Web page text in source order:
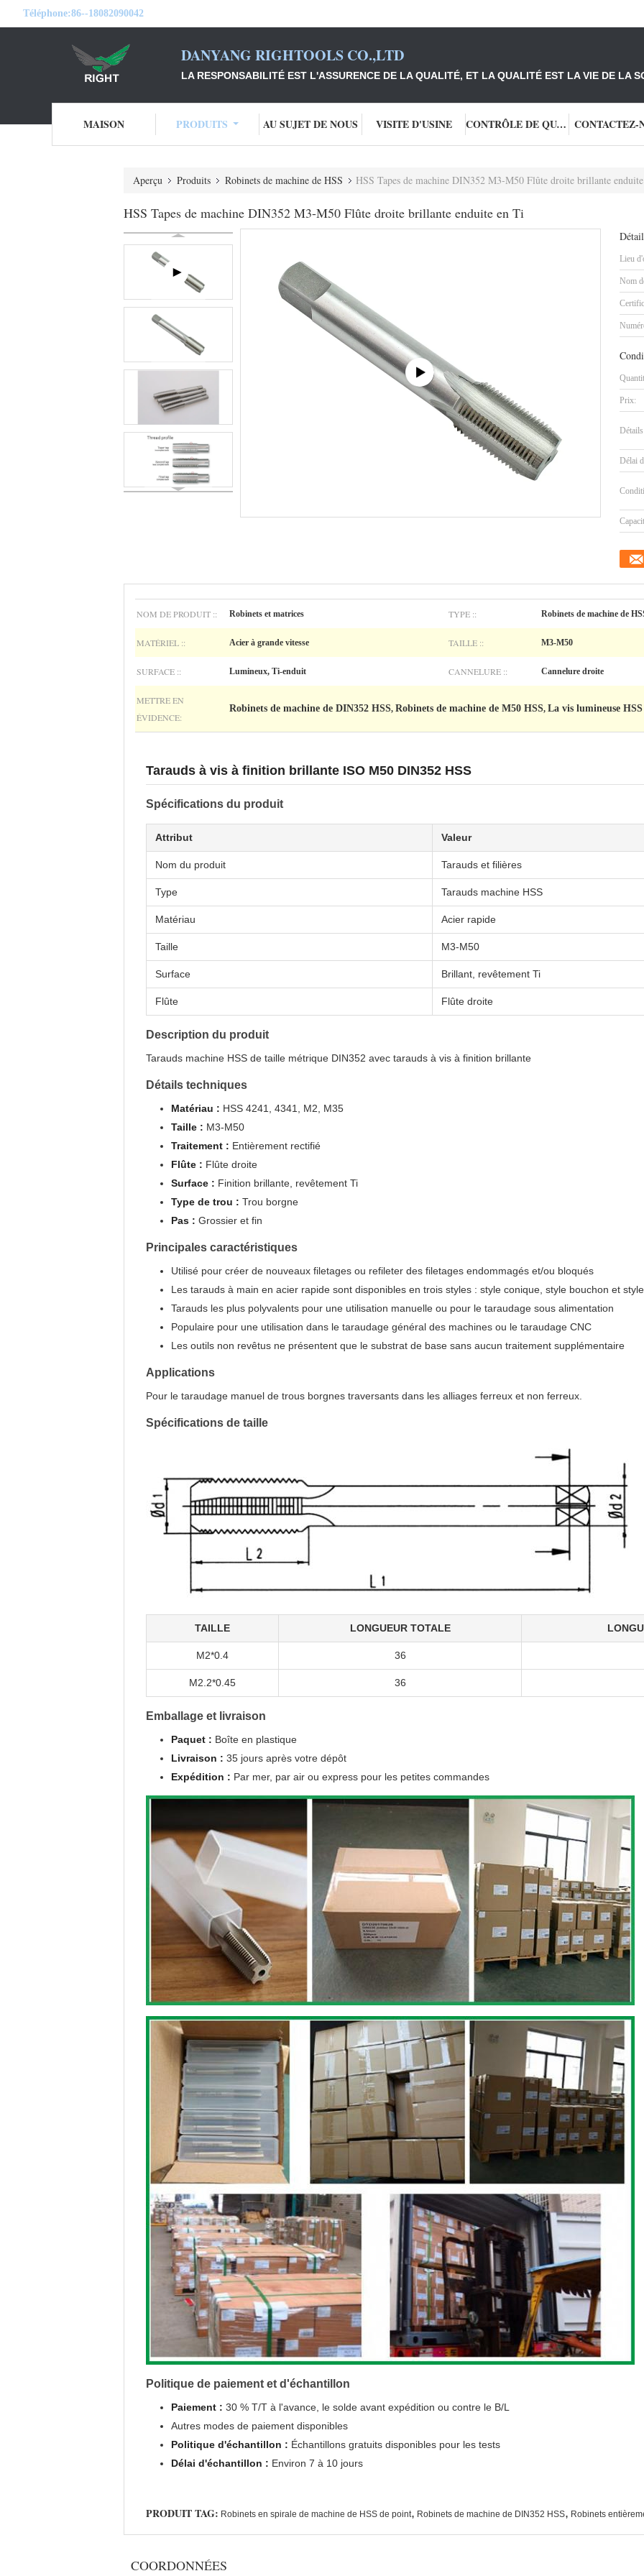
Téléphone:86--18082090042
DANYANG RIGHTOOLS CO.,LTD
LA RESPONSABILITÉ EST L'ASSURENCE DE LA QUALITÉ, ET LA QUALITÉ EST LA VIE DE LA
MAISON PRODUITS AU SUJET DE NOUS VISITE D'USINE CONTRÔLE DE QUALITÉ CONTACTEZ-
Aperçu Produits Robinets de machine de HSS HSS Tapes de machine DIN352 M3-M50 Flûte droite brillante
HSS Tapes de machine DIN352 M3-M50 Flûte droite brillante enduite en Ti
Lieu
Nom
Prix:
Délai
NOM DE PRODUIT :: Robinets et matrices TYPE :: Robinets de machine de
MATÉRIEL :: Acier à grande vitesse TAILLE :: M3-M50
SURFACE :: Lumineux, Ti-enduit CANNELURE :: Cannelure droite
METTRE EN
ÉVIDENCE:
Robinets de machine de DIN352 HSS, Robinets de machine de M50 HSS, La vis lumineuse
Tarauds à vis à finition brillante ISO M50 DIN352 HSS
Spécifications du produit
Attribut Valeur
Nom du produit Tarauds et filières
Type Tarauds machine HSS
Matériau Acier rapide
Taille M3-M50
Surface Brillant, revêtement Ti
Flûte Flûte droite
Description du produit
Tarauds machine HSS de taille métrique DIN352 avec tarauds à vis à finition brillante
Détails techniques
Matériau : HSS 4241, 4341, M2, M35
Taille : M3-M50
Traitement : Entièrement rectifié
Flûte : Flûte droite
Surface : Finition brillante, revêtement Ti
Type de trou : Trou borgne
Pas : Grossier et fin
Principales caractéristiques
Utilisé pour créer de nouveaux filetages ou refileter des filetages endommagés et/ou bloqués
Les tarauds à main en acier rapide sont disponibles en trois styles : style conique, style bouchon et
Tarauds les plus polyvalents pour une utilisation manuelle ou pour le taraudage sous alimentation
Populaire pour une utilisation dans le taraudage général des machines ou le taraudage CNC
Les outils non revêtus ne présentent que le substrat de base sans aucun traitement supplémentaire
Applications
Pour le taraudage manuel de trous borgnes traversants dans les alliages ferreux et non ferreux.
Spécifications de taille
TAILLE LONGUEUR TOTALE
M2*0.4 36
M2.2*0.45 36
Emballage et livraison
Paquet : Boîte en plastique
Livraison : 35 jours après votre dépôt
Expédition : Par mer, par air ou express pour les petites commandes
Politique de paiement et d'échantillon
Paiement : 30 % T/T à l'avance, le solde avant expédition ou contre le B/L
Autres modes de paiement disponibles
Politique d'échantillon : Échantillons gratuits disponibles pour les tests
Délai d'échantillon : Environ 7 à 10 jours
PRODUIT TAG: Robinets en spirale de machine de HSS de point, Robinets de machine de DIN352 HSS, Robinets
COORDONNÉES